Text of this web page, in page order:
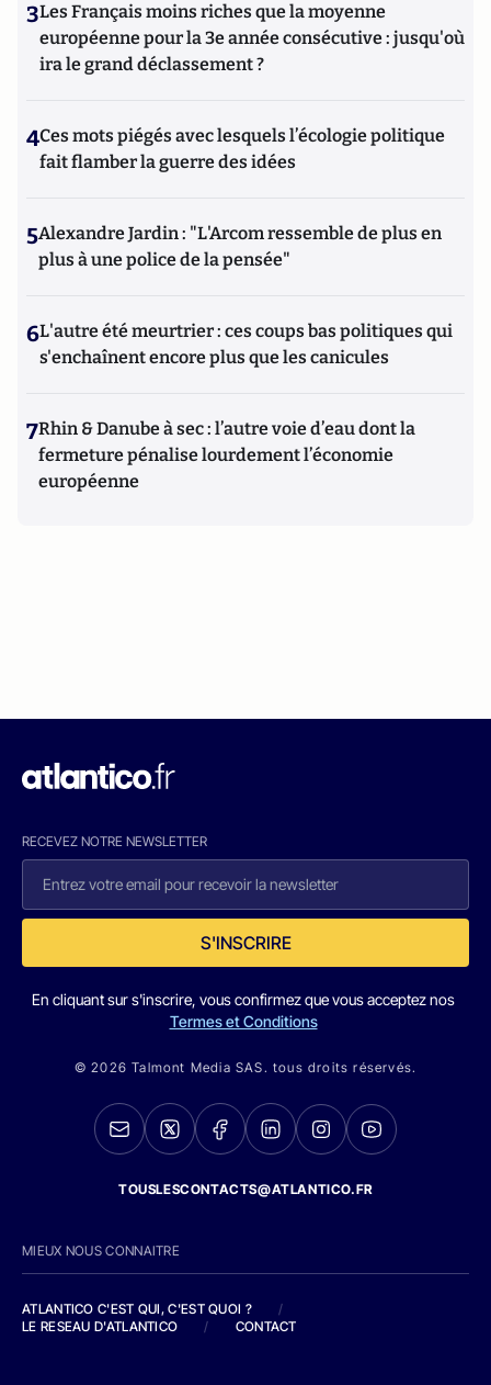
3Les Français moins riches que la moyenne
européenne pour la 3e année consécutive : jusqu'où
ira le grand déclassement ?
4Ces mots piégés avec lesquels l’écologie politique
fait flamber la guerre des idées
5Alexandre Jardin : "L'Arcom ressemble de plus en
plus à une police de la pensée"
6L'autre été meurtrier : ces coups bas politiques qui
s'enchaînent encore plus que les canicules
7Rhin & Danube à sec : l’autre voie d’eau dont la
fermeture pénalise lourdement l’économie
européenne
RECEVEZ NOTRE NEWSLETTER
S'INSCRIRE
En cliquant sur s'inscrire, vous confirmez que vous acceptez nos
Termes et Conditions
© 2026 Talmont Media SAS. tous droits réservés.
TOUSLESCONTACTS@ATLANTICO.FR
MIEUX NOUS CONNAITRE
ATLANTICO C'EST QUI, C'EST QUOI ?
/
LE RESEAU D'ATLANTICO
/ CONTACT